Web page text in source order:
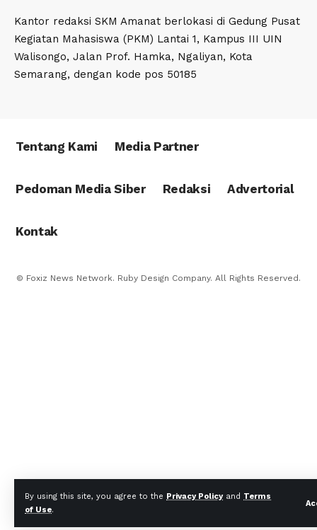
By using this site, you agree to the Privacy Policyand Terms
of Use.
Kantor redaksi SKM Amanat berlokasi di Gedung Pusat
Kegiatan Mahasiswa (PKM) Lantai 1, Kampus III UIN
Walisongo, Jalan Prof. Hamka, Ngaliyan, Kota
Semarang, dengan kode pos 50185
Tentang Kami Media Partner
Pedoman Media Siber Redaksi Advertorial
Kontak
© Foxiz News Network. Ruby Design Company. All Rights Reserved.